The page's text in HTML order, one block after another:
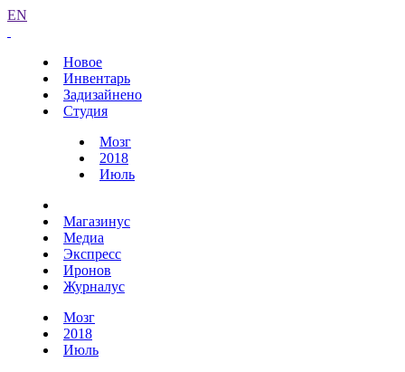
EN
Новое
Инвентарь
Задизайнено
Студия
Мозг
2018
Июль
Магазинус
Медиа
Экспресс
Иронов
Журналус
Мозг
2018
Июль